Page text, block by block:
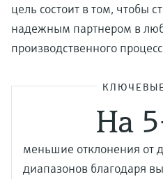
цель состоит в том, чтобы
надежным партнером в
производственного
На
меньшие отклонения от
диапазонов благодаря